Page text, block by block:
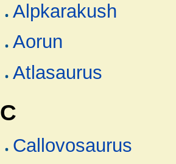
Alpkarakush
Aorun
Atlasaurus
C
Callovosaurus